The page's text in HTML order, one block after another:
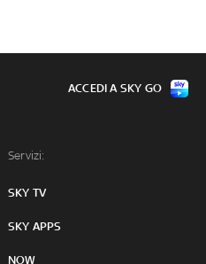
Servizi:
SKY TV
SKY APPS
NOW
ACCEDI A SKY GO